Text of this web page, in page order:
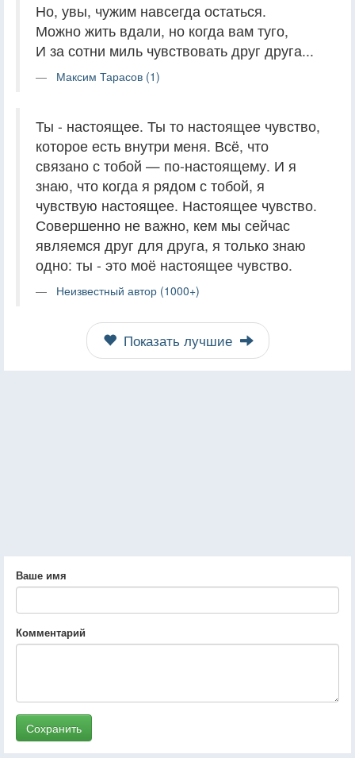
Но, увы, чужим навсегда остаться.
Можно жить вдали, но когда вам туго,
И за сотни миль чувствовать друг друга...
Максим Тарасов (1)
Ты - настоящее. Ты то настоящее чувство,
которое есть внутри меня. Всё, что
связано с тобой — по-настоящему. И я
знаю, что когда я рядом с тобой, я
чувствую настоящее. Настоящее чувство.
Совершенно не важно, кем мы сейчас
являемся друг для друга, я только знаю
одно: ты - это моё настоящее чувство.
Неизвестный автор (1000+)
Показать лучшие
Ваше имя
Комментарий
Сохранить